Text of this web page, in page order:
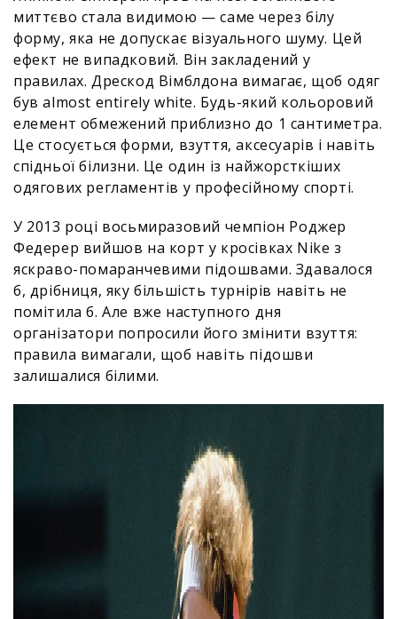
миттєво стала видимою — саме через білу
форму, яка не допускає візуального шуму. Цей
ефект не випадковий. Він закладений у
правилах. Дрескод Вімблдона вимагає, щоб одяг
був almost entirely white. Будь-який кольоровий
елемент обмежений приблизно до 1 сантиметра.
Це стосується форми, взуття, аксесуарів і навіть
спідньої білизни. Це один із найжорсткіших
одягових регламентів у професійному спорті.
У 2013 році восьмиразовий чемпіон Роджер
Федерер вийшов на корт у кросівках Nike з
яскраво-помаранчевими підошвами. Здавалося
б, дрібниця, яку більшість турнірів навіть не
помітила б. Але вже наступного дня
організатори попросили його змінити взуття:
правила вимагали, щоб навіть підошви
залишалися білими.